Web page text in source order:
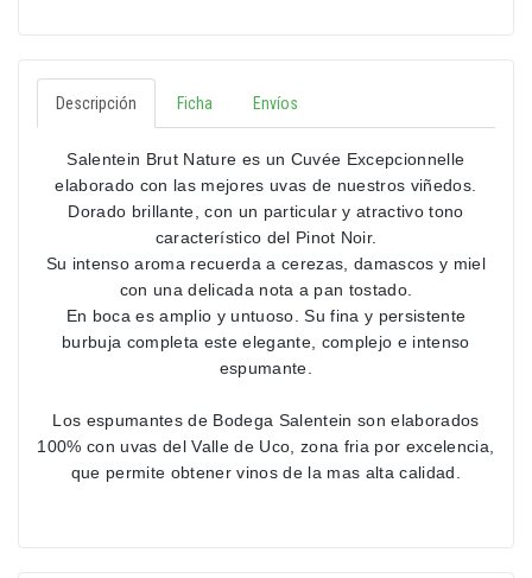
Descripción Ficha Envíos
Salentein Brut Nature es un Cuvée Excepcionnelle
elaborado con las mejores uvas de nuestros viñedos.
Dorado brillante, con un particular y atractivo tono
característico del Pinot Noir.
Su intenso aroma recuerda a cerezas, damascos y miel
con una delicada nota a pan tostado.
En boca es amplio y untuoso. Su fina y persistente
burbuja completa este elegante, complejo e intenso
espumante.
Los espumantes de Bodega Salentein son elaborados
100% con uvas del Valle de Uco, zona fria por excelencia,
que permite obtener vinos de la mas alta calidad.